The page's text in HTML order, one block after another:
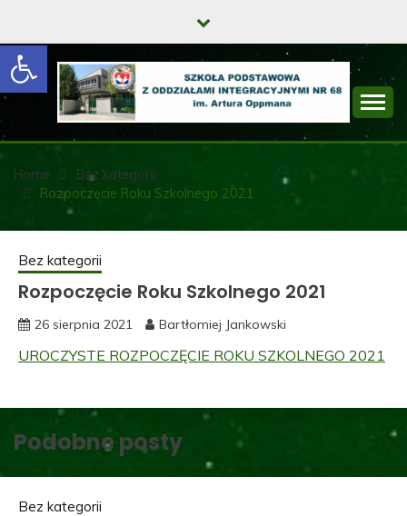
Open toolbar
content
SZKOŁA
PODSTAWOWA Z
ODDZIAŁAMI
INTEGRACYJNYMI
NR 68 IM. ARTURA
OPPMANA
Home
Bez kategorii
Rozpoczęcie Roku Szkolnego 2021
Bez kategorii
Rozpoczęcie Roku Szkolnego 2021
26 sierpnia 2021 Bartłomiej Jankowski
UROCZYSTE ROZPOCZĘCIE ROKU SZKOLNEGO 2021
Podobne posty
Bez kategorii